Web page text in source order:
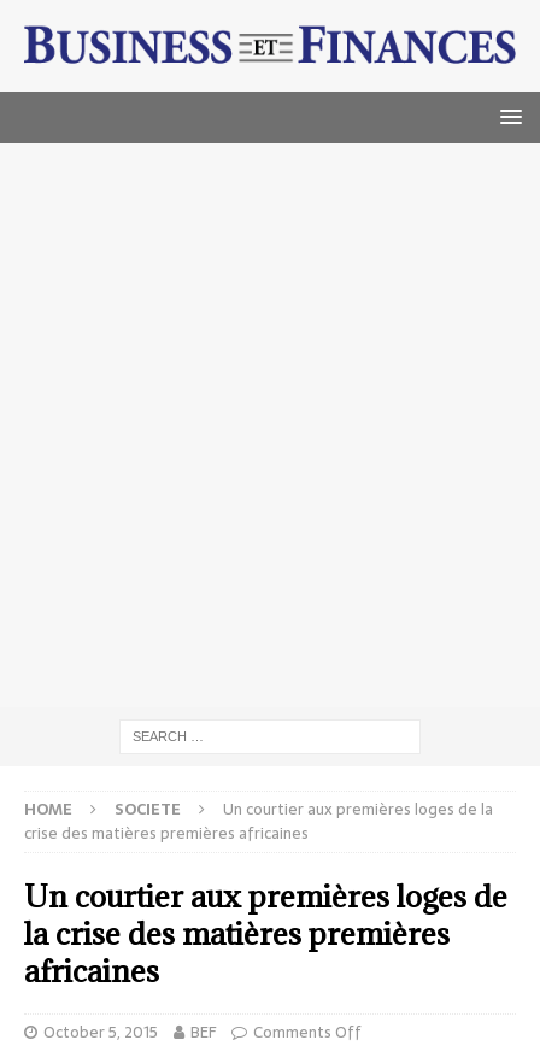
HOME SOCIETE
Un courtier aux premières loges de la
crise des matières premières africaines
Un courtier aux premières loges de
la crise des matières premières
africaines
October 5, 2015 BEF Comments Off